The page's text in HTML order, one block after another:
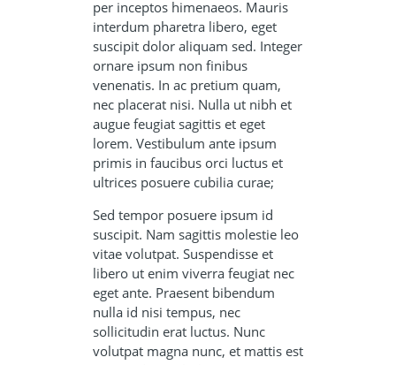
per inceptos himenaeos. Mauris
interdum pharetra libero, eget
suscipit dolor aliquam sed. Integer
ornare ipsum non finibus
venenatis. In ac pretium quam,
nec placerat nisi. Nulla ut nibh et
augue feugiat sagittis et eget
lorem. Vestibulum ante ipsum
primis in faucibus orci luctus et
ultrices posuere cubilia curae;
Sed tempor posuere ipsum id
suscipit. Nam sagittis molestie leo
vitae volutpat. Suspendisse et
libero ut enim viverra feugiat nec
eget ante. Praesent bibendum
nulla id nisi tempus, nec
sollicitudin erat luctus. Nunc
volutpat magna nunc, et mattis est